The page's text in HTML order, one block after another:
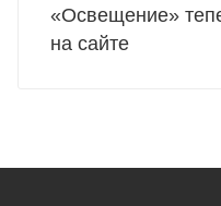
«Освещение»
на сайте